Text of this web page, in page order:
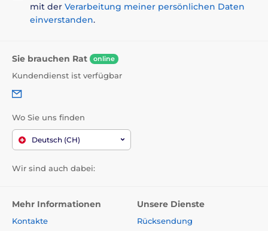
mit der Verarbeitung meiner persönlichen Daten
einverstanden.
Sie brauchen Rat online
Kundendienst ist verfügbar
Wo Sie uns finden
Deutsch (CH)
Wir sind auch dabei:
Mehr Informationen
Kontakte
Unsere Dienste
Rücksendung